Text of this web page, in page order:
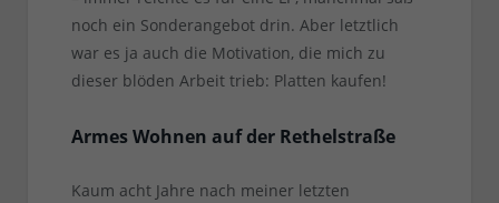
noch ein Sonderangebot drin. Aber letztlich
war es ja auch die Motivation, die mich zu
dieser blöden Arbeit trieb: Platten kaufen!
Armes Wohnen auf der Rethelstraße
Kaum acht Jahre nach meiner letzten